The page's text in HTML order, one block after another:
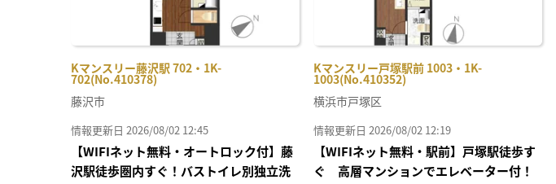
Kマンスリー藤沢駅 702・1K-
702(No.410378)
藤沢市
情報更新日 2026/08/02 12:45
【WIFIネット無料・オートロック付】藤
沢駅徒歩圏内すぐ！バストイレ別独立洗
Kマンスリー戸塚駅前 1003・1K-
1003(No.410352)
横浜市戸塚区
情報更新日 2026/08/02 12:19
【WIFIネット無料・駅前】戸塚駅徒歩す
ぐ 高層マンションでエレベーター付！